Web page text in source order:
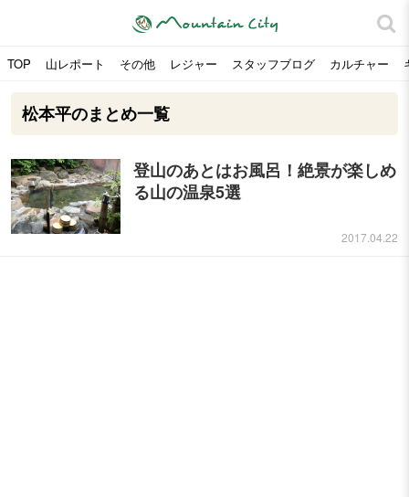
TOP 山レポート その他 レジャー スタッフブログ カルチャー
松本平のまとめ一覧
登山のあとはお風呂！絶景が楽しめ
る山の温泉5選
2017.04.22